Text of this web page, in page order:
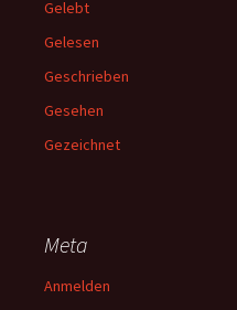
Gelebt
Gelesen
Geschrieben
Gesehen
Gezeichnet
Meta
Anmelden